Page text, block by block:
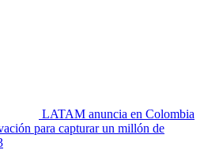
LATAM anuncia en Colombia
para capturar un millón de